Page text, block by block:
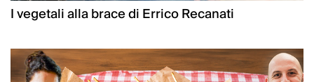
I vegetali alla brace di Errico Recanati